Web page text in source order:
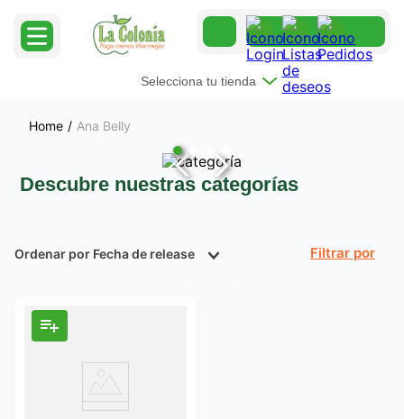
Selecciona tu tienda
Ana Belly
Descubre nuestras categorías
Ordenar por Fecha de release